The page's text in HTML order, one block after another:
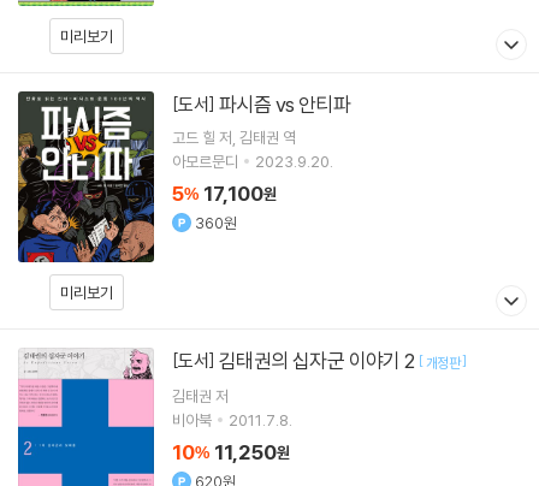
미리보기
미리보기
[도서] 파시즘 vs 안티파
고드 힐 저 김태권 역
아모르문디
2023.9.20.
5% 17,100원
360원
[도서] 김태권의 십자군 이야기 2 [개정판]
김태권 저
비아북
2011.7.8.
10% 11,250원
620원